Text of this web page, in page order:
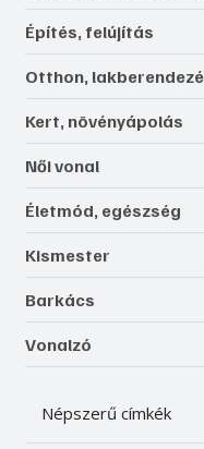
Építés, felújítás
Otthon,
Kert, növényápolás
Női vonal
Életmód, egészség
Kismester
Barkács
Vonalzó
Népszerű címkék